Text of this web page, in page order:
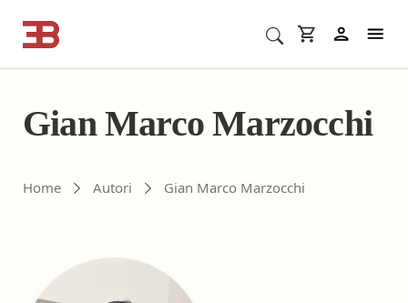
Cerca corsi ECM o altro
Gian Marco Marzocchi
Home Autori Gian Marco Marzocchi